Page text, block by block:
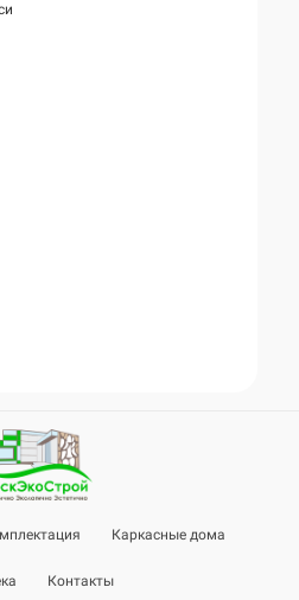
Каркасные дома
Контакты